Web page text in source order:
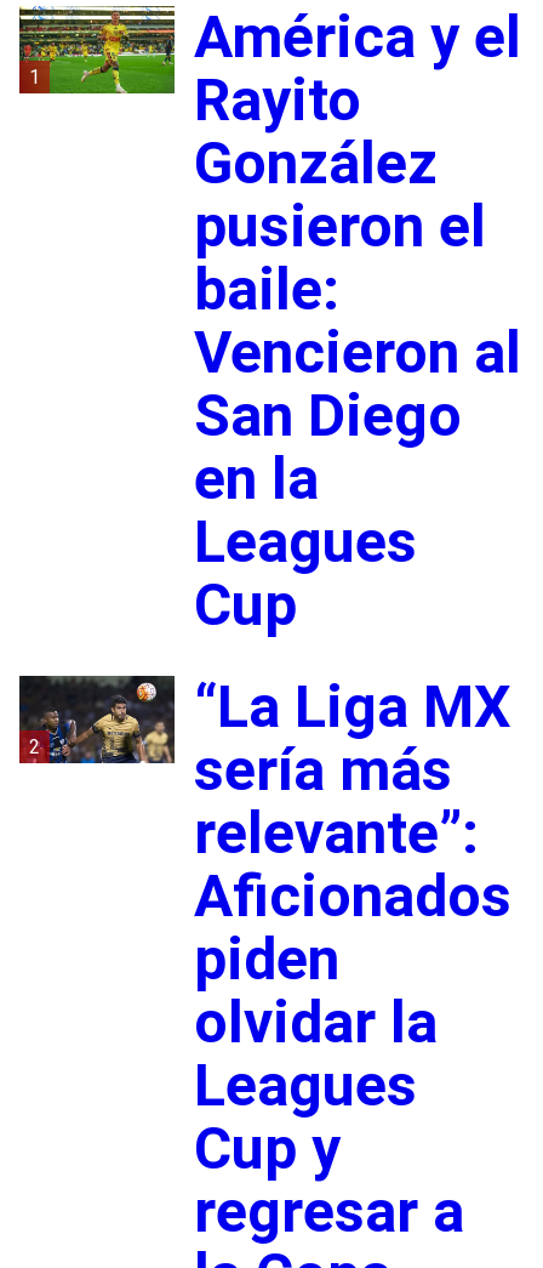
1
América y el
Rayito
González
pusieron el
baile:
Vencieron al
San Diego
en la
Leagues
Cup
2
“La Liga MX
sería más
relevante”:
Aficionados
piden
olvidar la
Leagues
Cup y
regresar a